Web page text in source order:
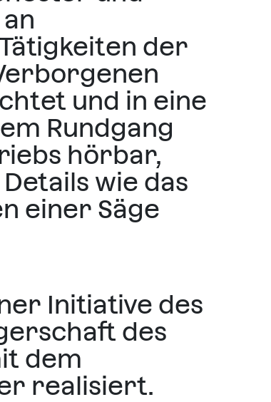
der
und in eine
Rundgang
hörbar,
wie das
einer Säge
Initiative des
des
dem
realisiert.